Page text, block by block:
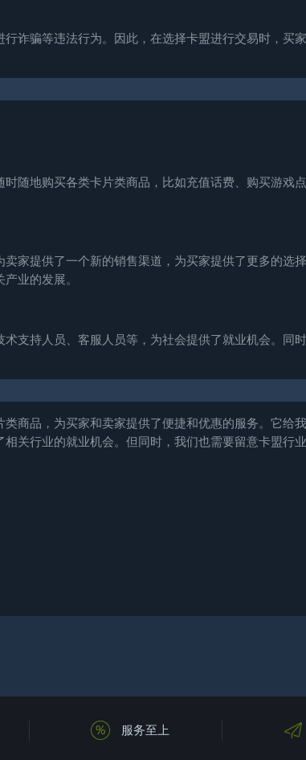
诈骗等违法行为。因此，在选择卡盟进行交易时，买
随地购买各类卡片类商品，比如充值话费、购买游戏
家提供了一个新的销售渠道，为买家提供了更多的选
业的发展。
支持人员、客服人员等，为社会提供了就业机会。同时
商品，为买家和卖家提供了便捷和优惠的服务。它给
关行业的就业机会。但同时，我们也需要留意卡盟行
服务至上